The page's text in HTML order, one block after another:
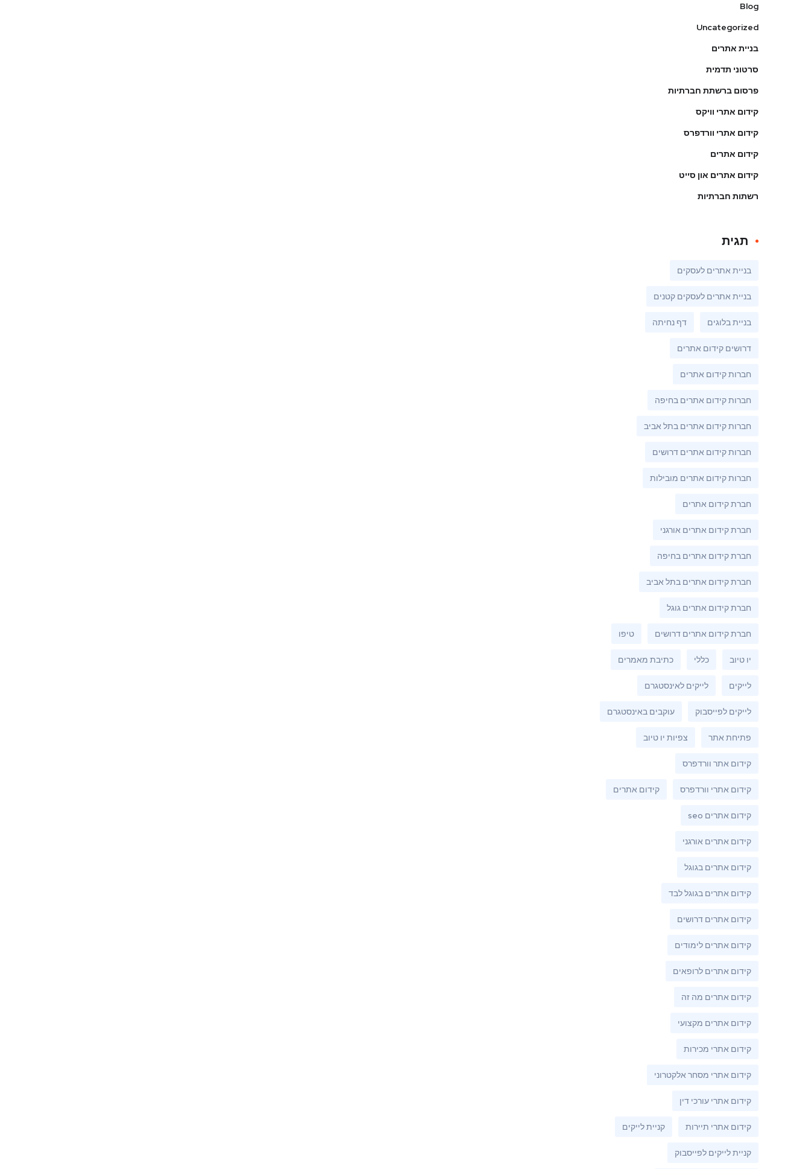
Blog
Uncategorized
בניית אתרים
סרטוני תדמית
פרסום ברשתת חברתיות
קידום אתרי וויקס
קידום אתרי וורדפרס
קידום אתרים
קידום אתרים און סייט
רשתות חברתיות
תגית
בניית אתרים לעסקים
בניית אתרים לעסקים קטנים
בניית בלוגים דף נחיתה
דרושים קידום אתרים
חברות קידום אתרים
חברות קידום אתרים בחיפה
חברות קידום אתרים בתל אביב
חברות קידום אתרים דרושים
חברות קידום אתרים מובילות
חברת קידום אתרים
חברת קידום אתרים אורגני
חברת קידום אתרים בחיפה
חברת קידום אתרים בתל אביב
חברת קידום אתרים גוגל
חברת קידום אתרים דרושים טיפו
יו טיוב כללי כתיבת מאמרים
לייקים לייקים לאינסטגרם
לייקים לפייסבוק עוקבים באינסטגרם
פתיחת אתר צפיות יו טיוב
קידום אתר וורדפרס
קידום אתרי וורדפרס קידום אתרים
קידום אתרים seo
קידום אתרים אורגני
קידום אתרים בגוגל
קידום אתרים בגוגל לבד
קידום אתרים דרושים
קידום אתרים לימודים
קידום אתרים לרופאים
קידום אתרים מה זה
קידום אתרים מקצועי
קידום אתרי מכירות
קידום אתרי מסחר אלקטרוני
קידום אתרי עורכי דין
קידום אתרי תיירות קניית לייקים
קניית לייקים לפייסבוק